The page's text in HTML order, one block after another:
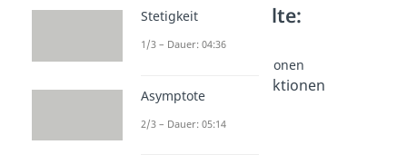
Weitere Inhalte:
Funktionen
Quadratische Funktionen
Quadratische Funktionen
Dauer: 04:52
Parabel
Stetigkeit
1/3 – Dauer: 04:36
Asymptote
2/3 – Dauer: 05:14